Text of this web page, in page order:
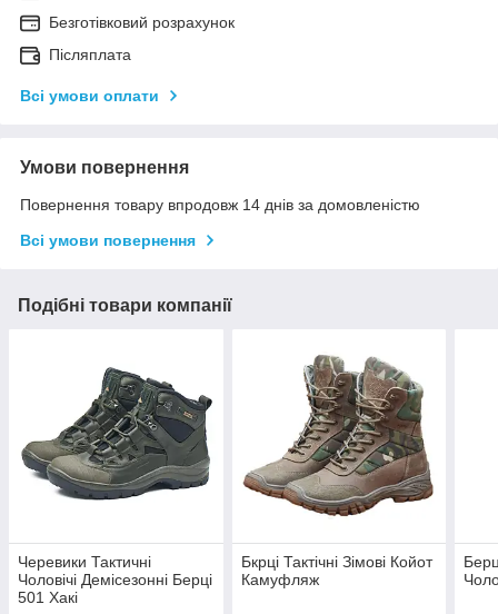
Безготівковий розрахунок
Післяплата
Всі умови оплати
Умови повернення
Повернення товару впродовж 14 днів за домовленістю
Всі умови повернення
Подібні товари компанії
Черевики Тактичні
Чоловічі Демісезонні Берці
501 Хакі
Бкрці Тактічні Зімові Койот
Камуфляж